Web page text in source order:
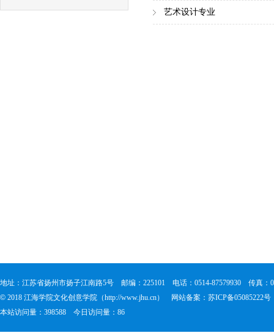
艺术设计专业
地址：江苏省扬州市扬子江南路5号 邮编：225101 电话：0514-87579930
传真：
© 2018 江海学院文化创意学院（http://www.jhu.cn）
网站备案：苏ICP备05085222号
本站访问量：398588
今日访问量：86